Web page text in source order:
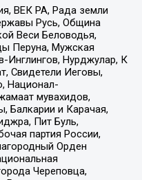
ВЕК РА, Рада земли
Русь, Община
Веси Беловодья,
Перуна, Мужская
Инглингов, Нурджулар, К
Свидетели Иеговы,
Национал-
мувахидов,
Балкарии и Карачая,
Пит Буль,
партия России,
Орден
Череповца,